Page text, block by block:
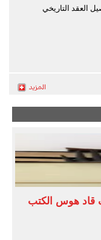
العقد التاريخي
قاد هوس الكتب